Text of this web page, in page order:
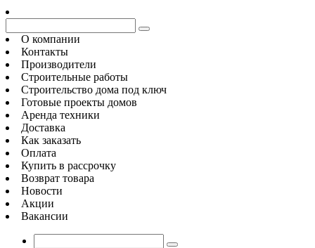
О компании
Контакты
Производители
Строительные работы
Строительство дома под ключ
Готовые проекты домов
Аренда техники
Доставка
Как заказать
Оплата
Купить в рассрочку
Возврат товара
Новости
Акции
Вакансии